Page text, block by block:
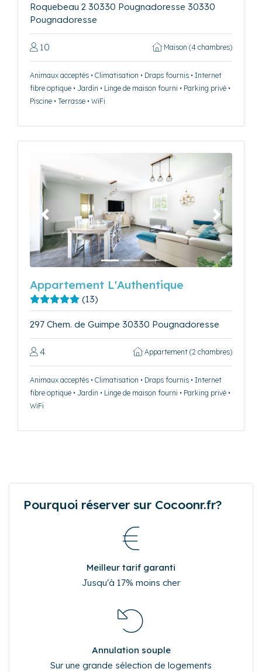
Roquebeau 2 30330 Pougnadoresse 30330
Pougnadoresse
10 Maison (4 chambres)
Animaux acceptés • Climatisation • Draps fournis • Internet
fibre optique • Jardin • Linge de maison fourni • Parking privé •
Piscine • Terrasse • WiFi
Précédent Suivant
Appartement L'Authentique
(13)
297 Chem. de Guimpe 30330 Pougnadoresse
4 Appartement (2 chambres)
Animaux acceptés • Climatisation • Draps fournis • Internet
fibre optique • Jardin • Linge de maison fourni • Parking privé •
WiFi
Pourquoi réserver sur Cocoonr.fr?
Meilleur tarif garanti
Jusqu'à 17% moins cher
Annulation souple
Sur une grande sélection de logements